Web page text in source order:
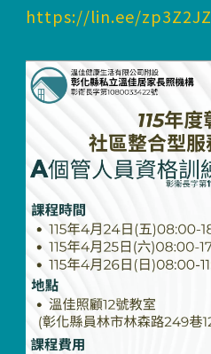
https://lin.ee/zp3Z2JZ